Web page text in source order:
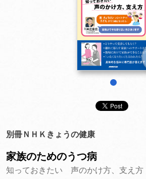
お支払いに進む
他にも商品を買う
別冊ＮＨＫきょうの健康
家族のためのうつ病
知っておきたい 声のかけ方、支え方